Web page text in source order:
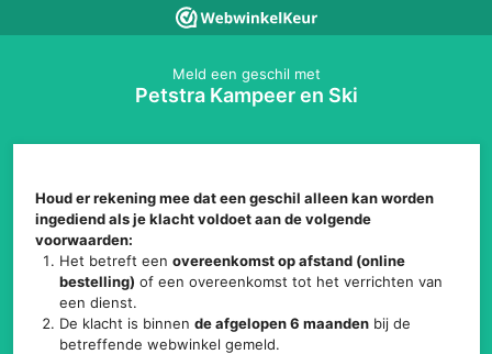
Meld een geschil met
Petstra Kampeer en Ski
Houd er rekening mee dat een geschil alleen kan worden
ingediend als je klacht voldoet aan de volgende
voorwaarden:
Het betreft eenovereenkomst op afstand (online
bestelling) of een overeenkomst tot het verrichten van
een dienst.
De klacht is binnende afgelopen 6 maanden bij de
betreffende webwinkel gemeld.